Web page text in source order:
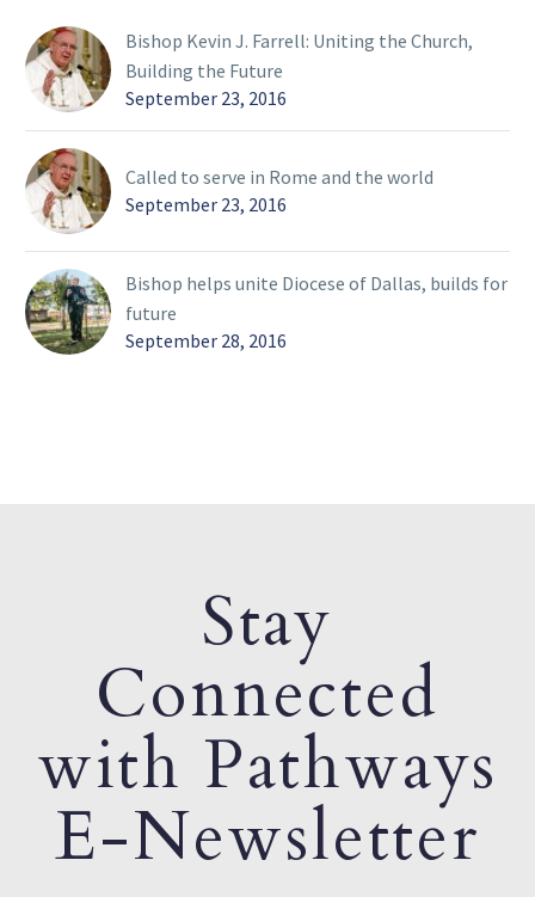
Bishop Kevin J. Farrell: Uniting the Church,
Building the Future
September 23, 2016
Called to serve in Rome and the world
September 23, 2016
Bishop helps unite Diocese of Dallas, builds for
future
September 28, 2016
Stay
Connected
with Pathways
E-Newsletter